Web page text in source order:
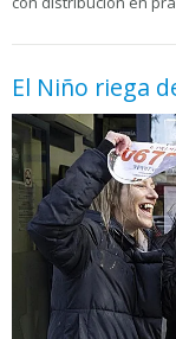
El Niño riega